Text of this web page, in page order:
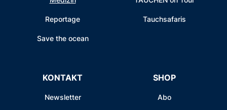
Reportage
Save the ocean
Tauchsafaris
KONTAKT
Newsletter
SHOP
Abo